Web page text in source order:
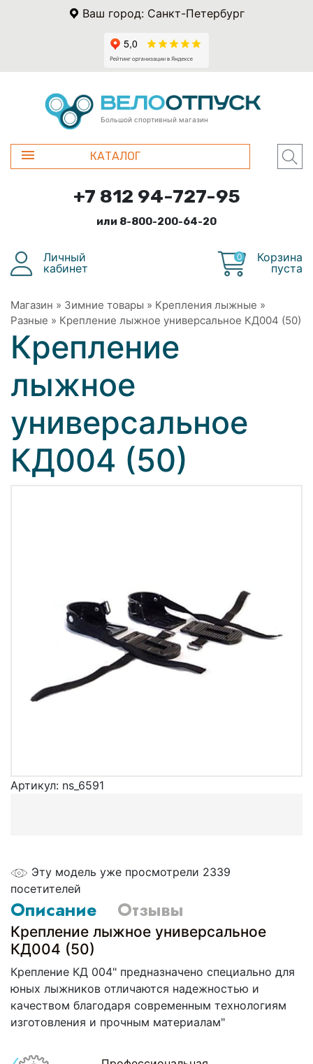
Ваш город: Санкт-Петербург
Большой спортивный магазин
КАТАЛОГ
+7 812 94-727-95
или 8-800-200-64-20
Личный
кабинет
0
Корзина
пуста
Магазин » Зимние товары » Крепления лыжные »
Разные » Крепление лыжное универсальное КД004 (50)
Крепление
лыжное
универсальное
КД004 (50)
Артикул: ns_6591
Эту модель уже просмотрели 2339
посетителей
Описание Отзывы
Крепление лыжное универсальное
КД004 (50)
Крепление КД 004" предназначено специально для
юных лыжников отличаются надежностью и
качеством благодаря современным технологиям
изготовления и прочным материалам"